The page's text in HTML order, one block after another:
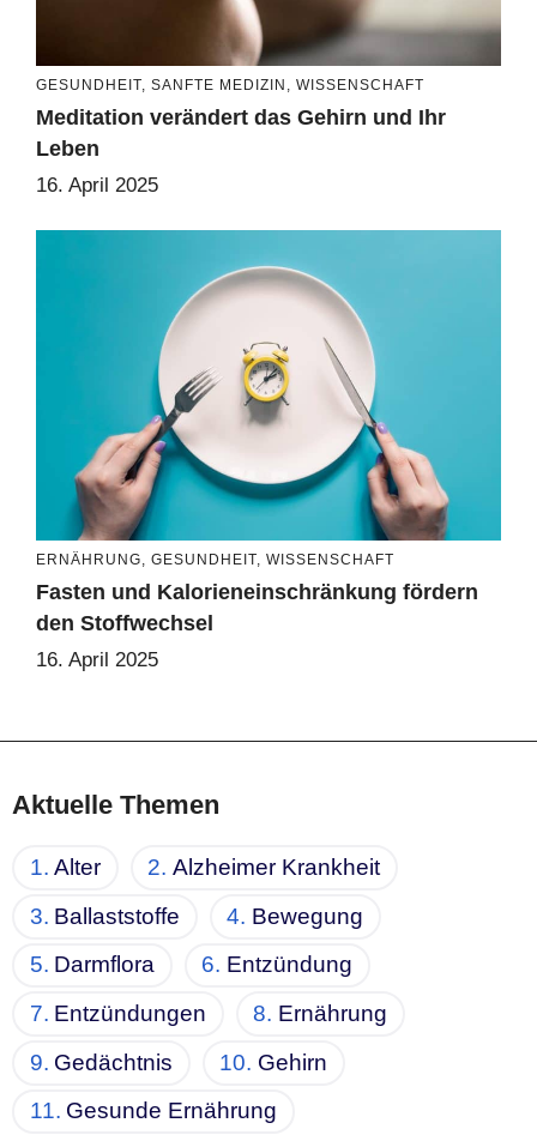
GESUNDHEIT SANFTE MEDIZIN WISSENSCHAFT
Meditation verändert das Gehirn und Ihr
Leben
16. April 2025
ERNÄHRUNG GESUNDHEIT WISSENSCHAFT
Fasten und Kalorieneinschränkung fördern
den Stoffwechsel
16. April 2025
Aktuelle Themen
Alter
Alzheimer Krankheit
Ballaststoffe
Bewegung
Darmflora
Entzündung
Entzündungen
Ernährung
Gedächtnis
Gehirn
Gesunde Ernährung